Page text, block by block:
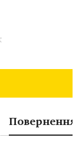
Повернення